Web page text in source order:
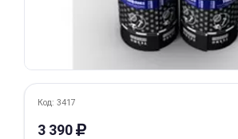
Код: 3417
3 390
Оплачивайте сегодня только
% картой любого банка
Получайте товар
выбранный способом